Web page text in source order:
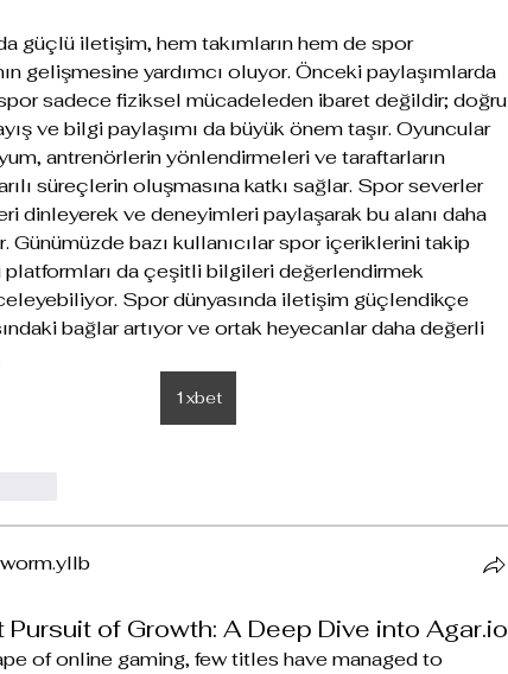
güçlü iletişim, hem takımların hem de spor
gelişmesine yardımcı oluyor. Önceki paylaşımlarda
sadece fiziksel mücadeleden ibaret değildir; doğru
ve bilgi paylaşımı da büyük önem taşır. Oyuncular
antrenörlerin yönlendirmeleri ve taraftarların
süreçlerin oluşmasına katkı sağlar. Spor severler
dinleyerek ve deneyimleri paylaşarak bu alanı daha
Günümüzde bazı kullanıcılar spor içeriklerini takip
platformları da çeşitli bilgileri değerlendirmek
Spor dünyasında iletişim güçlendikçe
bağlar artıyor ve ortak heyecanlar daha değerli
1xbet
of Growth: A Deep Dive into Agar.io
of online gaming, few titles have managed to